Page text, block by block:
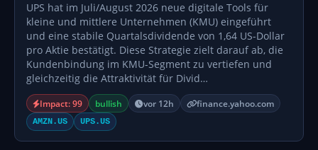
UPS hat im Juli/August 2026 neue digitale Tools für
kleine und mittlere Unternehmen (KMU) eingeführt
und eine stabile Quartalsdividende von 1,64 US-Dollar
pro Aktie bestätigt. Diese Strategie zielt darauf ab, die
Kundenbindung im KMU-Segment zu vertiefen und
gleichzeitig die Attraktivität für Divid…
Impact: 99 bullish vor 12h finance.yahoo.com
AMZN.US UPS.US